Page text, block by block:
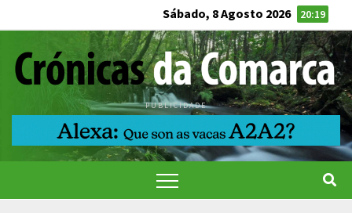
Sábado, 8 Agosto 2026 20:19
PUBLICIDADE